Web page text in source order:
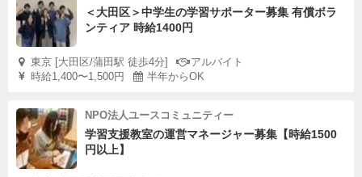
＜大田区＞中学生の学習サポーター募集 有償ボラ
ンティア 時給1400円
東京 [大田区/蒲田駅 徒歩4分]
アルバイト
時給1,400〜1,500円
半年からOK
NPO法人ユースコミュニティー
学習支援教室の運営マネージャー募集【時給1500
円以上】